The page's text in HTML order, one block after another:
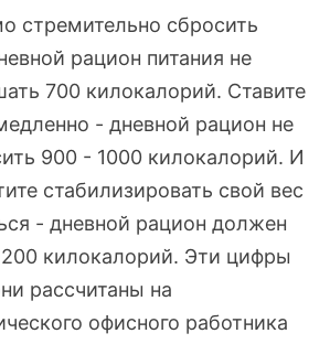
стремительно сбросить
рацион питания не
700 килокалорий. Ставите
- дневной рацион не
900 - 1000 килокалорий. И
стабилизировать свой вес
- дневной рацион должен
килокалорий. Эти цифры
рассчитаны на
офисного работника